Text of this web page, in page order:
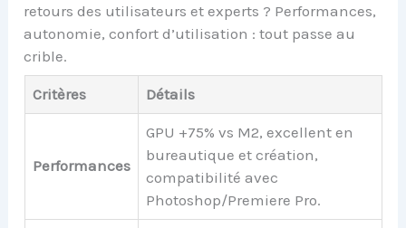
retours des utilisateurs et experts ? Performances,
autonomie, confort d’utilisation : tout passe au
crible.
Critères Détails
Performances
GPU +75% vs M2, excellent en
bureautique et création,
compatibilité avec
Photoshop/Premiere Pro.